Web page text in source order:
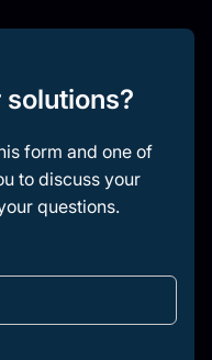
form and one of
to discuss your
questions.